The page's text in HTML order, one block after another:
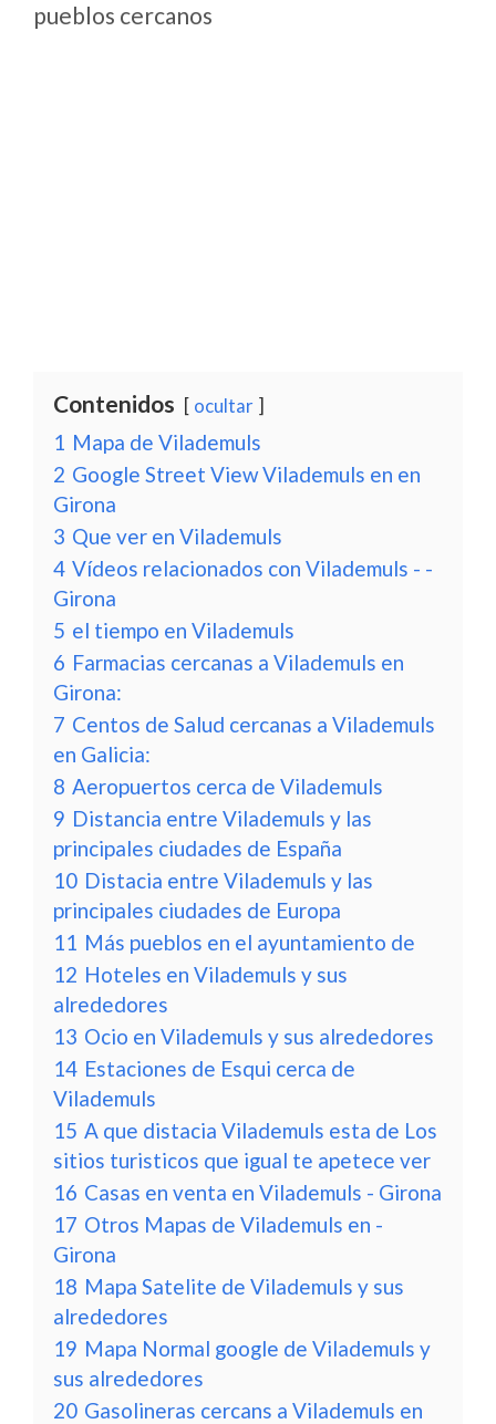
pueblos cercanos
Contenidos ocultar
1 Mapa de Vilademuls
2 Google Street View Vilademuls en en
Girona
3 Que ver en Vilademuls
4 Vídeos relacionados con Vilademuls - -
Girona
5 el tiempo en Vilademuls
6 Farmacias cercanas a Vilademuls en
Girona:
7 Centos de Salud cercanas a Vilademuls
en Galicia:
8 Aeropuertos cerca de Vilademuls
9 Distancia entre Vilademuls y las
principales ciudades de España
10 Distacia entre Vilademuls y las
principales ciudades de Europa
11 Más pueblos en el ayuntamiento de
12 Hoteles en Vilademuls y sus
alrededores
13 Ocio en Vilademuls y sus alrededores
14 Estaciones de Esqui cerca de
Vilademuls
15 A que distacia Vilademuls esta de Los
sitios turisticos que igual te apetece ver
16 Casas en venta en Vilademuls - Girona
17 Otros Mapas de Vilademuls en -
Girona
18 Mapa Satelite de Vilademuls y sus
alrededores
19 Mapa Normal google de Vilademuls y
sus alrededores
20 Gasolineras cercans a Vilademuls en